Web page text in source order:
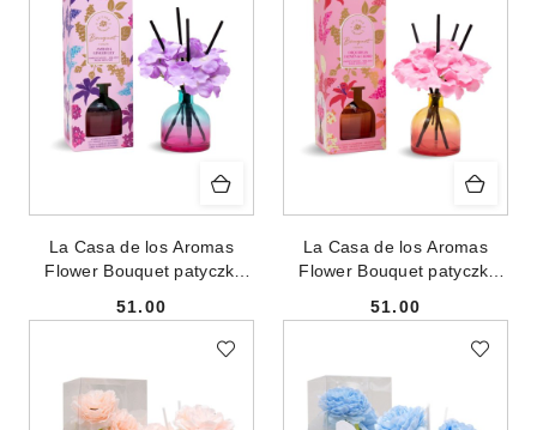
La Casa de los Aromas
Flower Bouquet patyczki
Imbirowa 170ml
Cena:
51.00
La Casa de los Aromas
Flower Bouquet patyczki
170mlCena:
51.00